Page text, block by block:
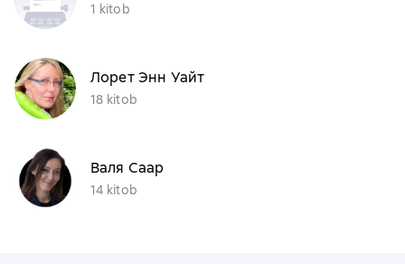
1 kitob
Лорет Энн Уайт
18 kitob
Валя Саар
14 kitob